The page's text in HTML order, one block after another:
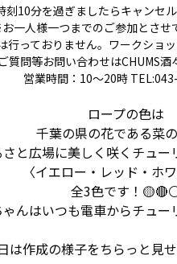
10分を過ぎましたらキャンセ
一人様一つまでのご参加とさせ
っておりません。ワークショ
質問等お問い合わせはCHUMS酒
営業時間：10～20時
ロープの色は
千葉の県の花である菜の
と広場に美しく咲くチュー
〈イエロー・レッド・ホ
全3色です！
ゃんはいつも電車からチュー
は作成の様子をちらっと見